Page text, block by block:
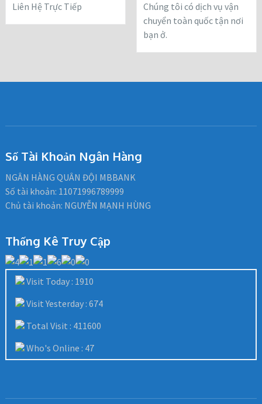
Liên Hệ Trực Tiếp
Chúng tôi có dịch vụ vận
chuyển toàn quốc tận nơi
bạn ở.
Số Tài Khoản Ngân Hàng
NGÂN HÀNG QUÂN ĐỘI MBBANK
Số tài khoản: 11071996789999
Chủ tài khoản: NGUYỄN MẠNH HÙNG
Thống Kê Truy Cập
Visit Today : 1910
Visit Yesterday : 674
Total Visit : 411600
Who's Online : 47